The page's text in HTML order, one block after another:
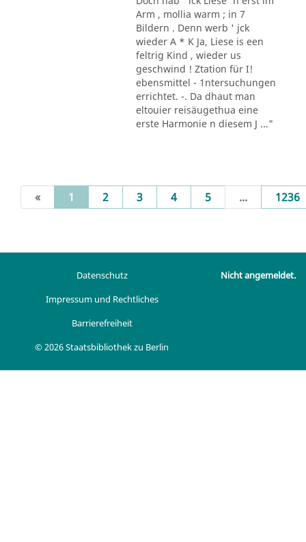
Arm , mollia warm ; in 7
Bildern . Denn werb ' jck
wieder A * K Ja, Liese is een
feltrig Kind , wieder us
geschwind ! Ztation für I!
ebensmittel - 1ntersuchungen
errichtet. -. Da dhaut man
eltouier reisäugethua eine
erste Harmonie n diesem J ..."
« 1 (current)
2 3 4 5 ... 1236
Datenschutz
Impressum und Rechtliches
Barrierefreiheit
© 2026 Staatsbibliothek zu Berlin
Nicht angemeldet.